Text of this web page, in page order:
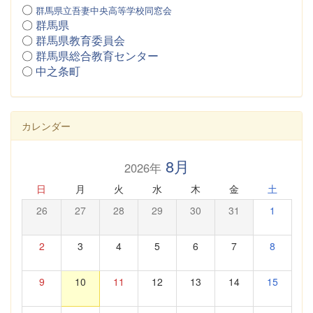
〇 群馬県立吾妻中央高等学校同窓会
〇 群馬県
〇 群馬県教育委員会
〇 群馬県総合教育センター
〇 中之条町
カレンダー
2026年8月
日 月 火 水 木 金 土
26 27 28 29 30 31 1
2 3 4 5 6 7 8
9 10 11 12 13 14 15